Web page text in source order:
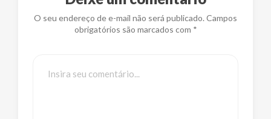
O seu endereço de e-mail não será publicado. Campos
obrigatórios são marcados com *